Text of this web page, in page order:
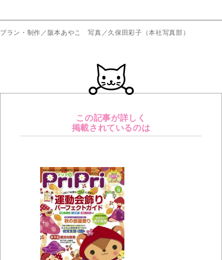
プラン・制作／阪本あやこ 写真／久保田彩子（本社写真部）
この記事が詳しく
掲載されているのは